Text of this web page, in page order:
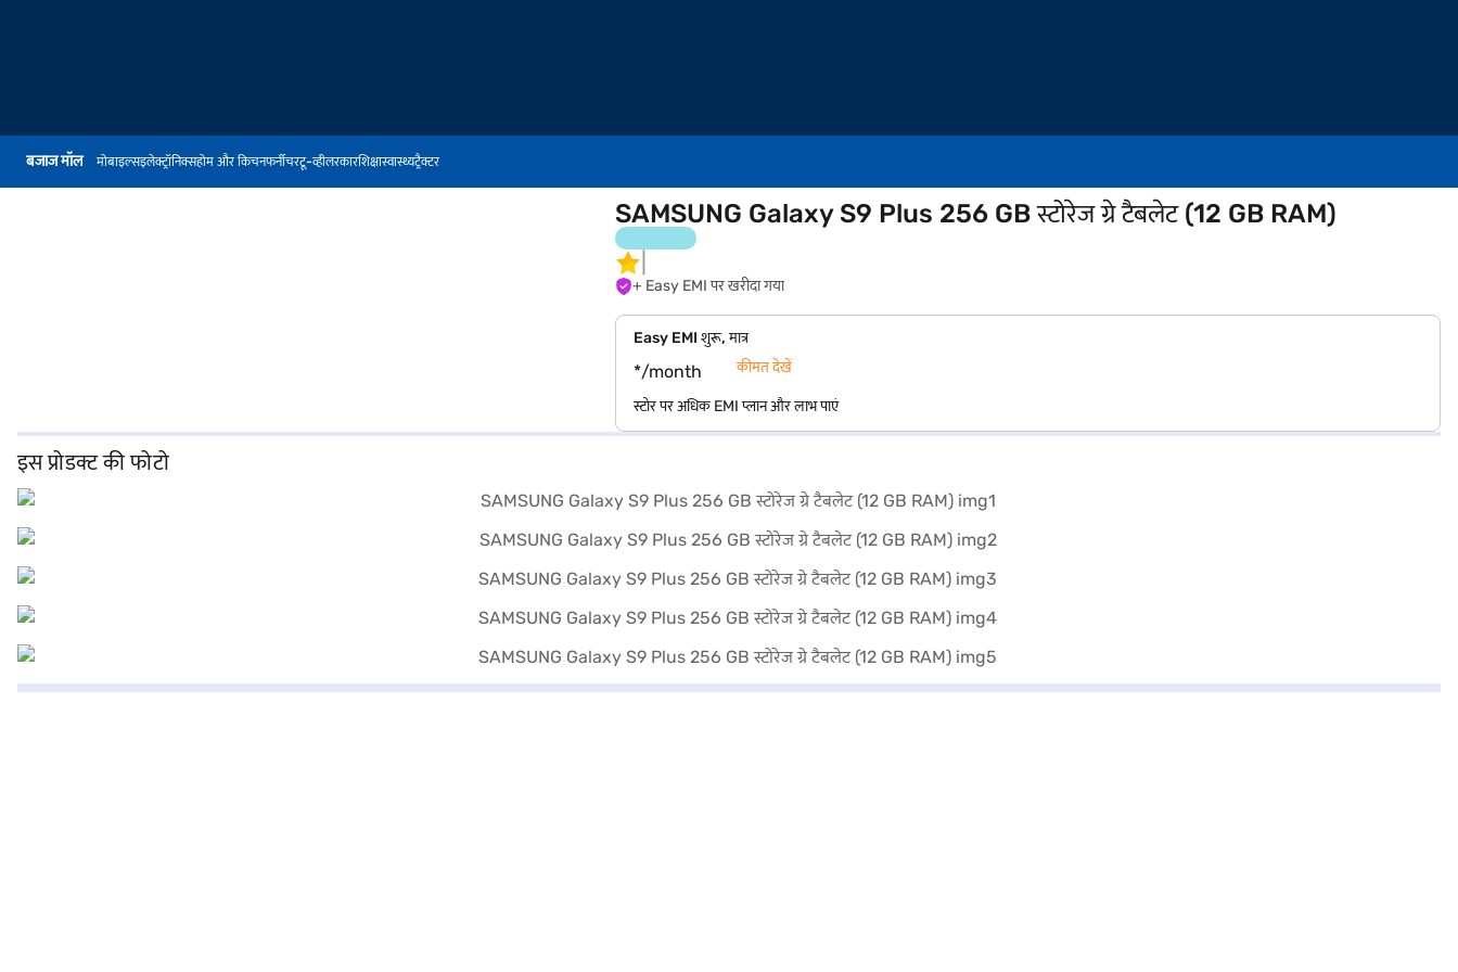
बजाज मॉल मोबाइल्सइलेक्ट्रॉनिक्सहोम और किचनफर्नीचरटू-व्हीलरकारशिक्षास्वास्थ्यट्रैक्टर
SAMSUNG Galaxy S9 Plus 256 GB स्टोरेज ग्रे टैबलेट (12 GB RAM)
+ Easy EMI पर खरीदा गया
Easy EMI शुरू, मात्र
*/month कीमत देखें
स्टोर पर अधिक EMI प्लान और लाभ पाएं
इस प्रोडक्ट की फोटो